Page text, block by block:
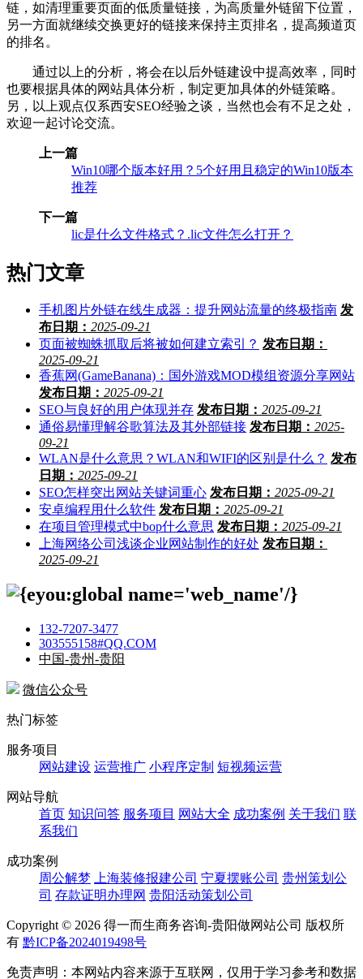
链，如清理重要页面的低质量链接，为高质量外链留下位置，
另一方面就继续交换更好的链接来保持主页排名，提高频道页
的排名。
通过以上的分析，将会在以后外链建设中提高效率，同时
也要根据具体的网站具体分析，制定更加具体的外链策略。
另，以上观点仅系西安SEO经验之谈，当然也会有不足之处，
欢迎一起讨论交流。
上一篇
Win10哪个版本好用？5个好用且稳定的Win10版本
推荐
下一篇
lic是什么文件格式？.lic文件怎么打开？
热门文章
手机图片外链在线生成器：提升网站流量的终极指南 发
布日期： 2025-09-21
页面被蜘蛛抓取后将被如何建立索引？ 发布日期：
2025-09-21
香蕉网(GameBanana)：国外游戏MOD模组资源分享网站
发布日期： 2025-09-21
SEO与良好的用户体现并存 发布日期： 2025-09-21
通俗易懂理解谷歌算法及其外部链接 发布日期： 2025-
09-21
WLAN是什么意思？WLAN和WIFI的区别是什么？ 发布
日期： 2025-09-21
SEO怎样突出网站关键词重心 发布日期： 2025-09-21
安卓编程用什么软件 发布日期： 2025-09-21
在项目管理模式中bop什么意思 发布日期： 2025-09-21
上海网络公司浅谈企业网站制作的好处 发布日期：
2025-09-21
132-7207-3477
303555158#QQ.COM
中国-贵州-贵阳
微信公众号
热门标签
服务项目
网站建设 运营推广 小程序定制 短视频运营
网站导航
首页 知识问答 服务项目 网站大全 成功案例 关于我们 联
系我们
成功案例
周公解梦
上海装修报建公司 宁夏摆账公司 贵州策划公
司 存款证明办理网 贵阳活动策划公司
Copyright © 2026 得一而生商务咨询-贵阳做网站公司 版权所
有 黔ICP备2024019498号
免责声明：本网站内容来源于互联网，仅用于学习参考和数据